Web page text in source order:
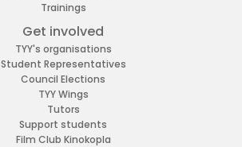
Trainings
Get involved
TYY's organisations
Student Representatives
Council Elections
TYY Wings
Tutors
Support students
Film Club Kinokopla